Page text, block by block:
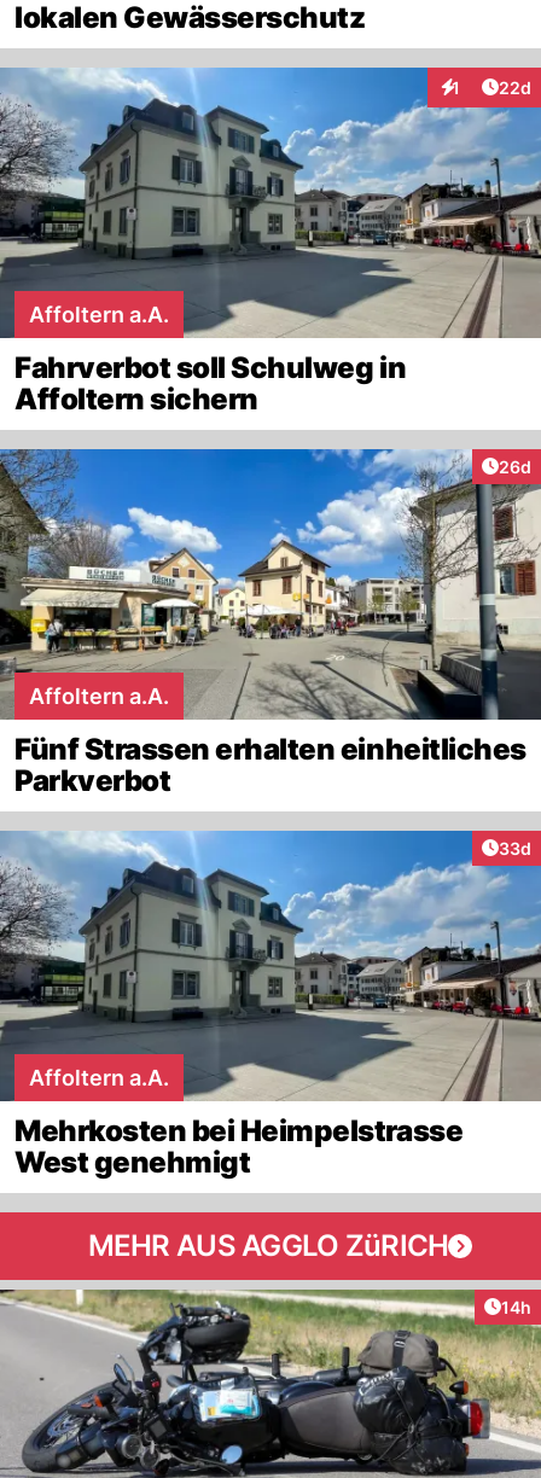
lokalen Gewässerschutz
1
Interaktionen
22d
Affoltern a.A.
Fahrverbot soll Schulweg in
Affoltern sichern
26d
Affoltern a.A.
Fünf Strassen erhalten einheitliches
Parkverbot
33d
Affoltern a.A.
Mehrkosten bei Heimpelstrasse
West genehmigt
MEHR AUS AGGLO ZüRICH
14h